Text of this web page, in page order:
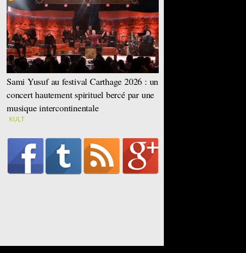
Sami Yusuf au festival Carthage 2026 : un
concert hautement spirituel bercé par une
musique intercontinentale
KULT